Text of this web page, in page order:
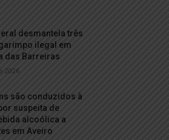
desmantela três
ilegal em
das Barreiras
2026
são conduzidos à
suspeita de
alcoólica a
em Aveiro